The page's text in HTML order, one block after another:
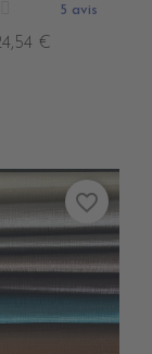
5 avis
€
favorite_border